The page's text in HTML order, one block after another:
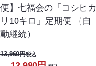
便】七福会の「コシヒカ
リ10キロ」定期便 （自
動継続）
13,960円税込